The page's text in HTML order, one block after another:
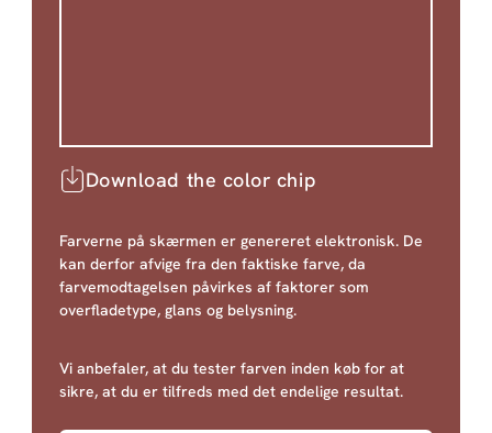
Download the color chip
Farverne på skærmen er genereret elektronisk. De
kan derfor afvige fra den faktiske farve, da
farvemodtagelsen påvirkes af faktorer som
overfladetype, glans og belysning.
Vi anbefaler, at du tester farven inden køb for at
sikre, at du er tilfreds med det endelige resultat.